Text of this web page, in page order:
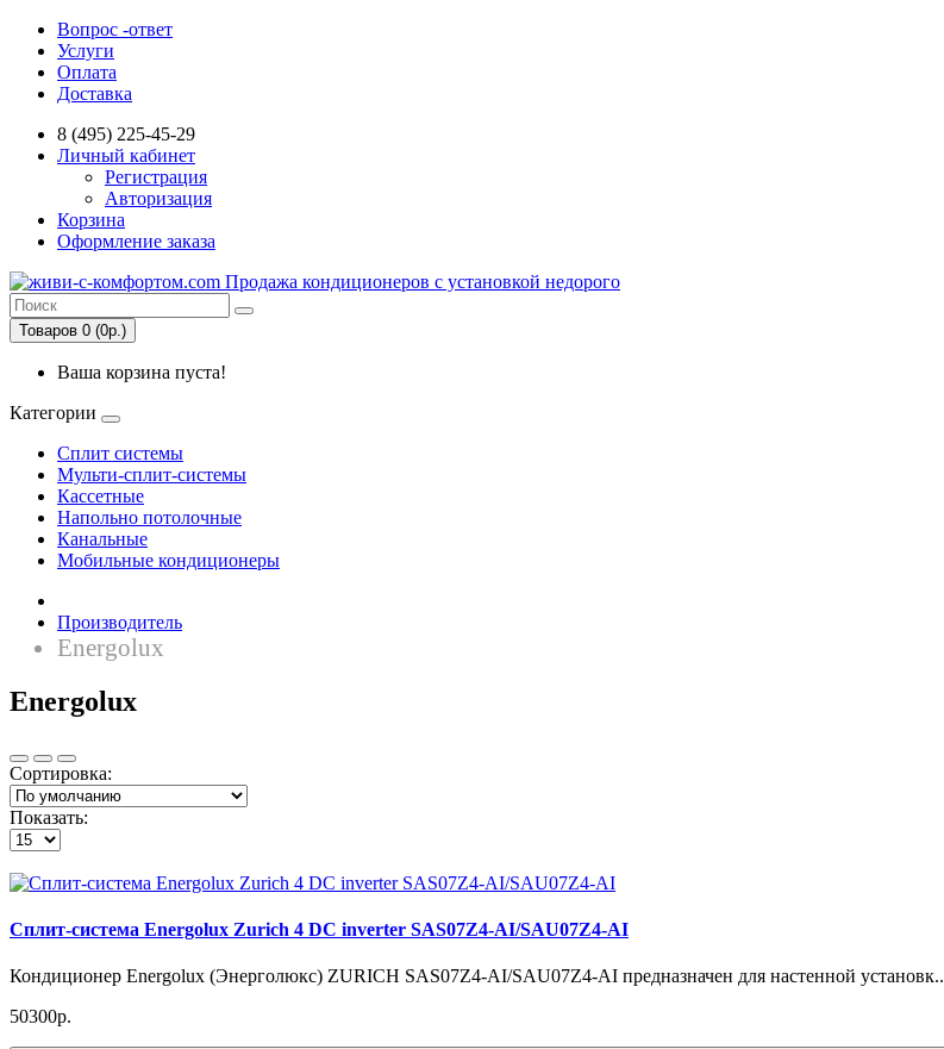
Вопрос -ответ
Услуги
Оплата
Доставка
8 (495) 225-45-29
Личный кабинет
Регистрация
Авторизация
Корзина
Оформление заказа
Товаров 0 (0р.)
Ваша корзина пуста!
Категории
Сплит системы
Мульти-сплит-системы
Кассетные
Напольно потолочные
Канальные
Мобильные кондиционеры
Производитель
Energolux
Energolux
Сортировка:
Показать:
Cплит-система Energolux Zurich 4 DC inverter SAS07Z4-AI/SAU07Z4-AI
Кондиционер Energolux (Энерголюкс) ZURICH SAS07Z4-AI/SAU07Z4-AI предназначен для настенной установк..
50300р.